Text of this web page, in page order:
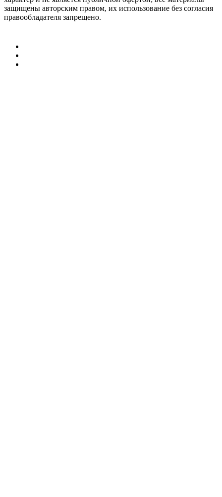
защищены авторским правом, их использование без согласия
правообладателя запрещено.